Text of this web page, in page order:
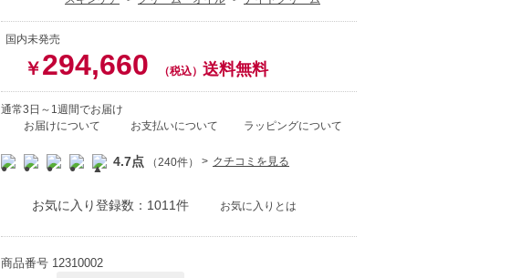
国内未発売
￥294,660 （税込） 送料無料
通常3日～1週間でお届け
お届けについて
お支払いについて ラッピングについて
4.7点 （240件） クチコミを見る
お気に入り登録数：1011件 お気に入りとは
商品番号 12310002